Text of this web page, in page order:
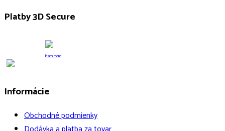
Platby 3D Secure
learn more
Informácie
Obchodné podmienky